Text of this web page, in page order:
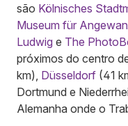
são Kölnisches
Museum für
Ludwig e The
próximos do centro
km), Düsseldorf (41
Dortmund e
Alemanha onde o